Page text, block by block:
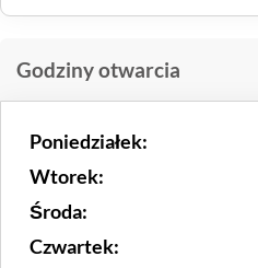
Godziny otwarcia
Poniedziałek:
Wtorek:
Środa:
Czwartek: